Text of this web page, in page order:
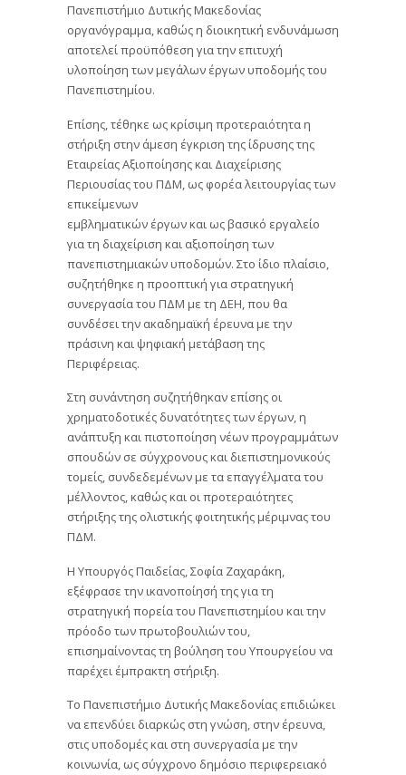
Πανεπιστήμιο Δυτικής Μακεδονίας
οργανόγραμμα, καθώς η διοικητική ενδυνάμωση
αποτελεί προϋπόθεση για την επιτυχή
υλοποίηση των μεγάλων έργων υποδομής του
Πανεπιστημίου.
Επίσης, τέθηκε ως κρίσιμη προτεραιότητα η
στήριξη στην άμεση έγκριση της ίδρυσης της
Εταιρείας Αξιοποίησης και Διαχείρισης
Περιουσίας του ΠΔΜ, ως φορέα λειτουργίας των
επικείμενων
εμβληματικών έργων και ως βασικό εργαλείο
για τη διαχείριση και αξιοποίηση των
πανεπιστημιακών υποδομών. Στο ίδιο πλαίσιο,
συζητήθηκε η προοπτική για στρατηγική
συνεργασία του ΠΔΜ με τη ΔΕΗ, που θα
συνδέσει την ακαδημαϊκή έρευνα με την
πράσινη και ψηφιακή μετάβαση της
Περιφέρειας.
Στη συνάντηση συζητήθηκαν επίσης οι
χρηματοδοτικές δυνατότητες των έργων, η
ανάπτυξη και πιστοποίηση νέων προγραμμάτων
σπουδών σε σύγχρονους και διεπιστημονικούς
τομείς, συνδεδεμένων με τα επαγγέλματα του
μέλλοντος, καθώς και οι προτεραιότητες
στήριξης της ολιστικής φοιτητικής μέριμνας του
ΠΔΜ.
Η Υπουργός Παιδείας, Σοφία Ζαχαράκη,
εξέφρασε την ικανοποίησή της για τη
στρατηγική πορεία του Πανεπιστημίου και την
πρόοδο των πρωτοβουλιών του,
επισημαίνοντας τη βούληση του Υπουργείου να
παρέχει έμπρακτη στήριξη.
Το Πανεπιστήμιο Δυτικής Μακεδονίας επιδιώκει
να επενδύει διαρκώς στη γνώση, στην έρευνα,
στις υποδομές και στη συνεργασία με την
κοινωνία, ως σύγχρονο δημόσιο περιφερειακό